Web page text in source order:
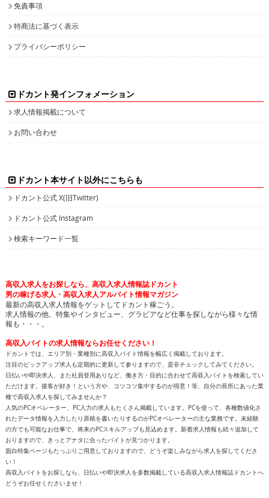
免責事項
特商法に基づく表示
プライバシーポリシー
ドカント発インフォメーション
求人情報掲載について
お問い合わせ
ドカント本サイト以外にこちらも
ドカント公式 X(旧Twitter)
ドカント公式 Instagram
検索キーワード一覧
高収入求人をお探しなら、高収入求人情報誌ドカント
男の稼げる求人・高収入求人アルバイト情報マガジン
最新の高収入求人情報をゲットしてドカント稼ごう。
求人情報の他、特集やインタビュー、グラビアなど仕事を探しながら様々な情
報も・・・。
高収入バイトの求人情報ならお任せください！
ドカントでは、エリア別・業種別に高収入バイト情報を幅広く掲載しております。
注目のピックアップ求人も定期的に更新して参りますので、是非チェックしてみてください。
日払いや即決求人、また社員登用ありなど、働き方・目的に合わせて高収入バイトを検索してい
ただけます。接客が好き！という方や、コツコツ集中するのが得意！等、自分の長所にあった業
種で高収入求人を探してみませんか？
人気のPCオペレーター、PC入力の求人もたくさん掲載しています。PCを使って、各種数値化さ
れたデータ情報を入力したり原稿を書いたりするのがPCオペレーターの主な業務です。未経験
の方でも可能なお仕事で、将来のPCスキルアップも見込めます。新着求人情報も続々追加して
おりますので、きっとアナタに合ったバイトが見つかります。
面白特集ページもたっぷりご用意しておりますので、どうぞ楽しみながら求人を探してくださ
い！
高収入バイトをお探しなら、日払いや即決求人を多数掲載している高収入求人情報誌ドカントへ
どうぞお任せくださいませ！